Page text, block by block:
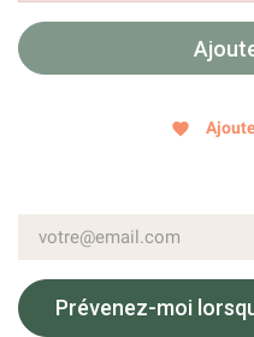
favorite
Prévenez-moi